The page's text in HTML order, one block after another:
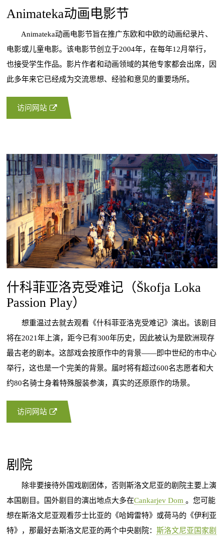
Animateka动画电影节
Animateka动画电影节旨在推广东欧和中欧的动画纪录片、
电影或儿童电影。该电影节创立于2004年，在每年12月举行，
也接受学生作品。影片作者和动画领域的其他专家都会出席，因
此多年来它已经成为交流思想、经验和意见的重要场所。
访问网站
什科菲亚洛克受难记（Škofja Loka
Passion Play）
想重温过去就去观看《什科菲亚洛克受难记》演出。该剧目
将在2021年上演，距今已有300年历史，因此被认为是欧洲现存
最古老的剧本。这部戏会按原作中的背景——即中世纪的市中心
举行，这也是一个完美的背景。届时将有超过600名志愿者和大
约80名骑士身着特殊服装参演，真实的还原原作的场景。
访问网站
剧院
除非要接待外国戏剧团体，否则斯洛文尼亚的剧院主要上演
本国剧目。国外剧目的演出地点大多在Cankarjev Dom 。您可能
想在斯洛文尼亚观看莎士比亚的《哈姆雷特》或荷马的《伊利亚
特》，那最好去斯洛文尼亚的两个中央剧院： 斯洛文尼亚国家剧